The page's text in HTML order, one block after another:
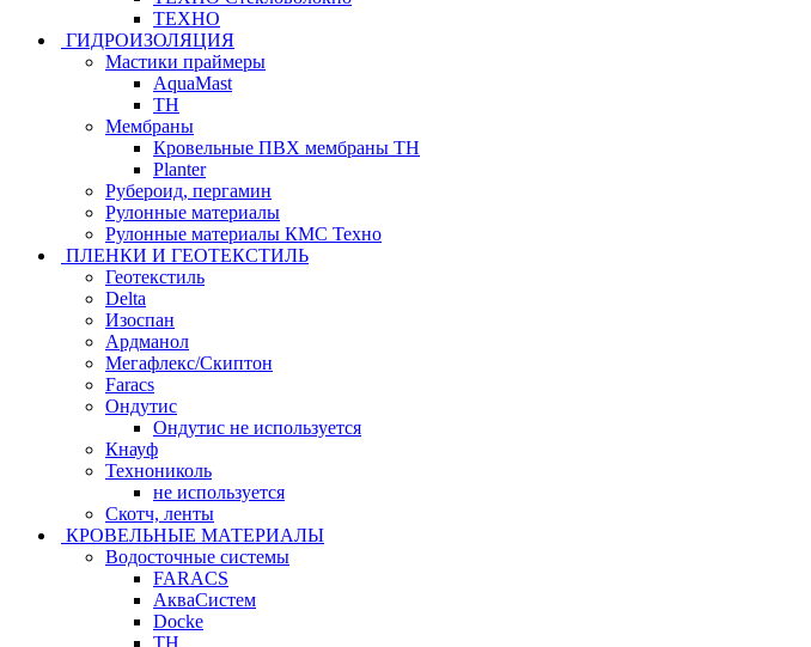
ТЕХНО
ГИДРОИЗОЛЯЦИЯ
Мастики праймеры
AquaMast
ТН
Мембраны
Кровельные ПВХ мембраны ТН
Planter
Рубероид, пергамин
Рулонные материалы
Рулонные материалы КМС Техно
ПЛЕНКИ И ГЕОТЕКСТИЛЬ
Геотекстиль
Delta
Изоспан
Ардманол
Мегафлекс/Скиптон
Faracs
Ондутис
Ондутис не используется
Кнауф
Технониколь
не используется
Скотч, ленты
КРОВЕЛЬНЫЕ МАТЕРИАЛЫ
Водосточные системы
FARACS
АкваСистем
Docke
ТН